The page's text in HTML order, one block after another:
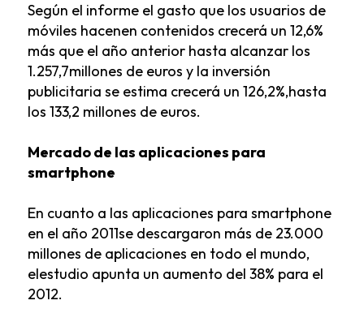
Según el informe el gasto que los usuarios de
móviles hacenen contenidos crecerá un 12,6%
más que el año anterior hasta alcanzar los
1.257,7millones de euros y la inversión
publicitaria se estima crecerá un 126,2%,hasta
los 133,2 millones de euros.
Mercado de las aplicaciones para
smartphone
En cuanto a las aplicaciones para smartphone
en el año 2011se descargaron más de 23.000
millones de aplicaciones en todo el mundo,
elestudio apunta un aumento del 38% para el
2012.